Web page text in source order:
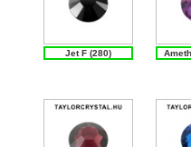
Jet F (280)